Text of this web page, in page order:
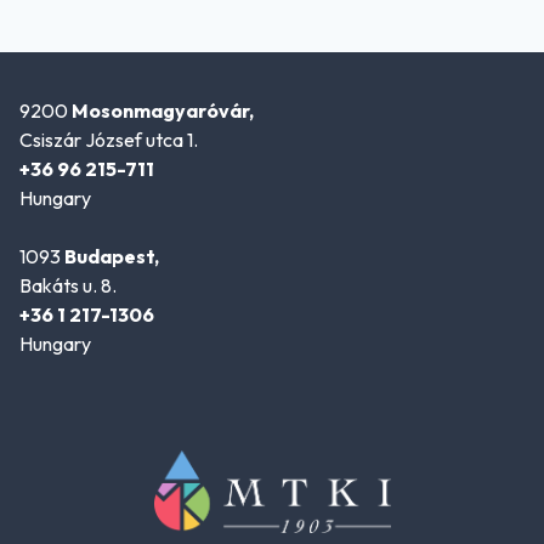
9200 Mosonmagyaróvár,
Csiszár József utca 1.
+36 96 215-711
Hungary
1093 Budapest,
Bakáts u. 8.
+36 1 217-1306
Hungary